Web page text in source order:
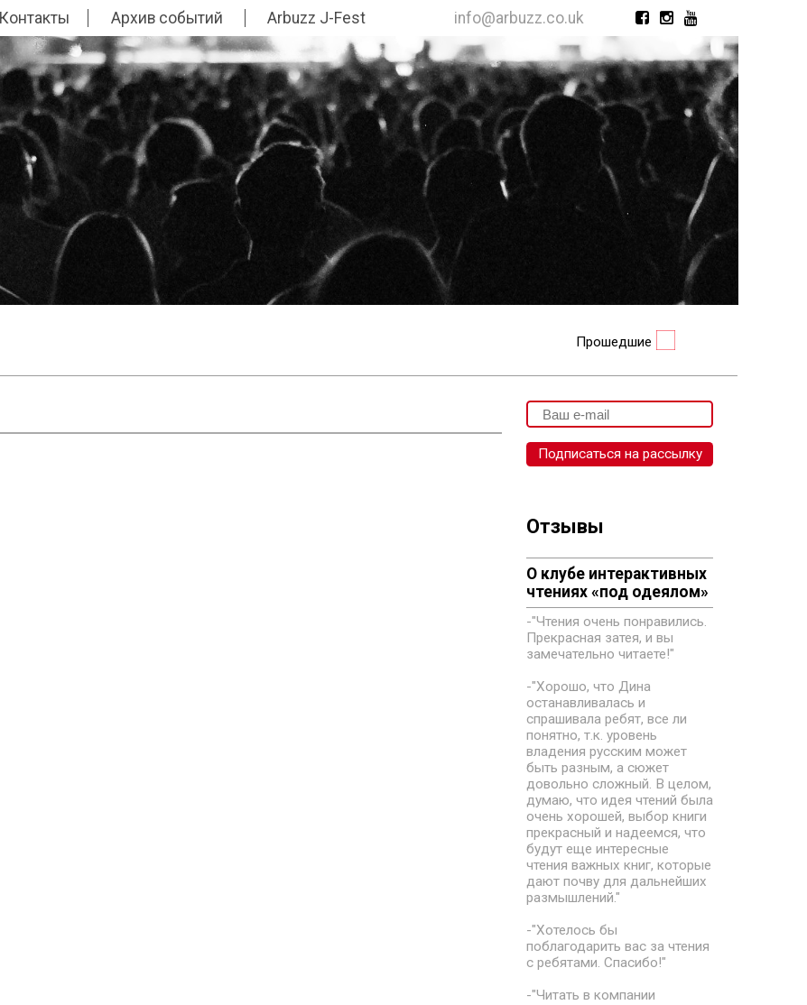
Контакты Архив событий Arbuzz J-Fest info@arbuzz.co.uk
Прошедшие
Отзывы
О клубе интерактивных
чтениях «под одеялом»
-"Чтения очень понравились.
Прекрасная затея, и вы
замечательно читаете!"
-"Хорошо, что Дина
останавливалась и
спрашивала ребят, все ли
понятно, т.к. уровень
владения русским может
быть разным, а сюжет
довольно сложный. В целом,
думаю, что идея чтений была
очень хорошей, выбор книги
прекрасный и надеемся, что
будут еще интересные
чтения важных книг, которые
дают почву для дальнейших
размышлений."
-"Хотелось бы
поблагодарить вас за чтения
с ребятами. Спасибо!"
-"Читать в компании